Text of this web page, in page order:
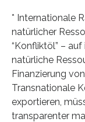
* Internationale
natürlicher
“Konfliktöl” –
natürliche
Finanzierung
Transnationale
exportieren,
transparenter